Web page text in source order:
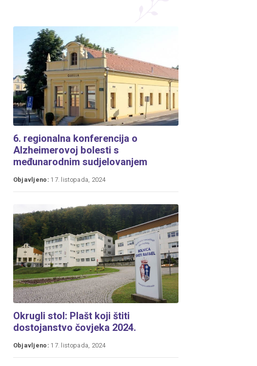
6. regionalna konferencija o
Alzheimerovoj bolesti s
međunarodnim sudjelovanjem
Objavljeno: 17. listopada, 2024
Okrugli stol: Plašt koji štiti
dostojanstvo čovjeka 2024.
Objavljeno: 17. listopada, 2024